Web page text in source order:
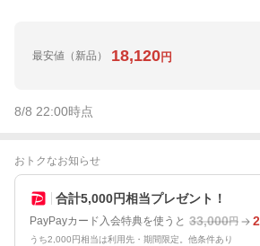
最安値 （新品） 18,120円
8/8 22:00時点
おトクなお知らせ
合計5,000円相当プレゼント！
PayPayカード入会特典を使うと 33,000円
うち2,000円相当は利用先・期間限定。他条件あり